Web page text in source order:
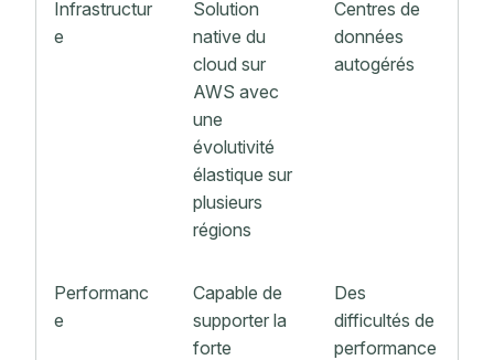
Infrastructur
e
Solution
native du
cloud sur
AWS avec
une
évolutivité
élastique sur
plusieurs
régions
Centres de
données
autogérés
Performanc
e
Capable de
supporter la
forte
Des
difficultés de
performance